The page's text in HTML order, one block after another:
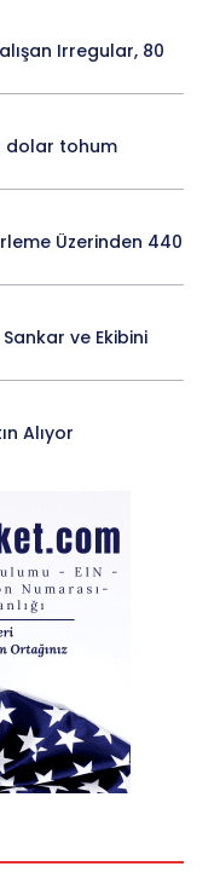
Irregular, 80
dolar tohum
Üzerinden 440
ve Ekibini
Alıyor